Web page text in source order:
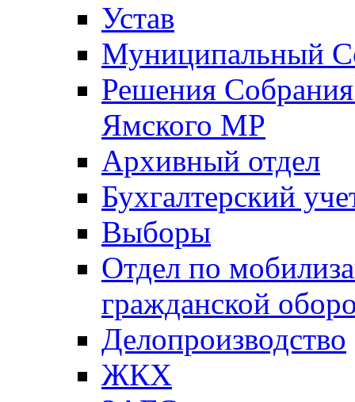
Устав
Муниципальный
Решения
Ямского МР
Архивный отдел
Бухгалтерский
Выборы
Отдел по
гражданской
Делопроизводство
ЖКХ